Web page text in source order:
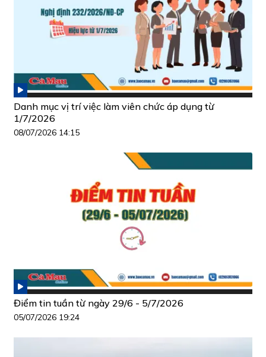
Danh mục vị trí việc làm viên chức áp dụng từ
1/7/2026
08/07/2026 14:15
Điểm tin tuần từ ngày 29/6 - 5/7/2026
05/07/2026 19:24